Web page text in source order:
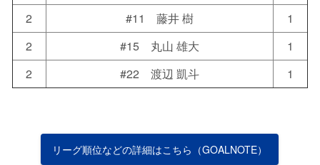
2
#11 藤井 樹
1
2
#15 丸山 雄大
1
2
#22 渡辺 凱斗 1
リーグ順位などの詳細はこちら（GOALNOTE）